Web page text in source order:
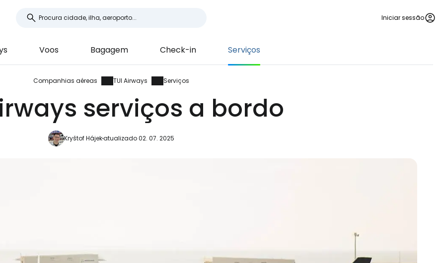
Iniciar sessão
Voos Bagagem Check-in Serviços
Companhias aéreas TUI Airways Serviços
serviços a bordo
Kryštof Hájekatualizado 02. 07. 2025